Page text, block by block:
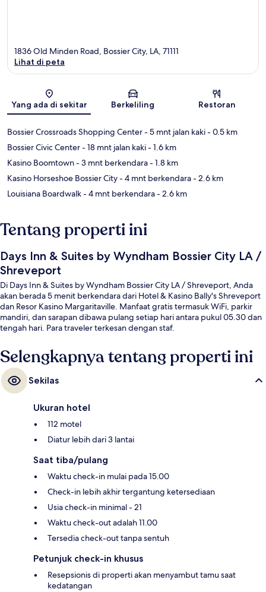
Peta
1836 Old Minden Road, Bossier City, LA, 71111
Lihat di peta
Yang ada di sekitar Berkeliling Restoran
Bossier Crossroads Shopping Center- 5 mnt jalan kaki- 0.5 km
Bossier Civic Center- 18 mnt jalan kaki- 1.6 km
Kasino Boomtown- 3 mnt berkendara- 1.8 km
Kasino Horseshoe Bossier City- 4 mnt berkendara- 2.6 km
Louisiana Boardwalk- 4 mnt berkendara- 2.6 km
Tentang properti ini
Days Inn & Suites by Wyndham Bossier City LA /
Shreveport
Di Days Inn & Suites by Wyndham Bossier City LA / Shreveport, Anda
akan berada 5 menit berkendara dari Hotel & Kasino Bally's Shreveport
dan Resor Kasino Margaritaville. Manfaat gratis termasuk WiFi, parkir
mandiri, dan sarapan dibawa pulang setiap hari antara pukul 05.30 dan
tengah hari. Para traveler terkesan dengan staf.
Selengkapnya tentang properti ini
Sekilas
Ukuran hotel
112 motel
Diatur lebih dari 3 lantai
Saat tiba/pulang
Waktu check-in mulai pada 15.00
Check-in lebih akhir tergantung ketersediaan
Usia check-in minimal - 21
Waktu check-out adalah 11.00
Tersedia check-out tanpa sentuh
Petunjuk check-in khusus
Resepsionis di properti akan menyambut tamu saat
kedatangan